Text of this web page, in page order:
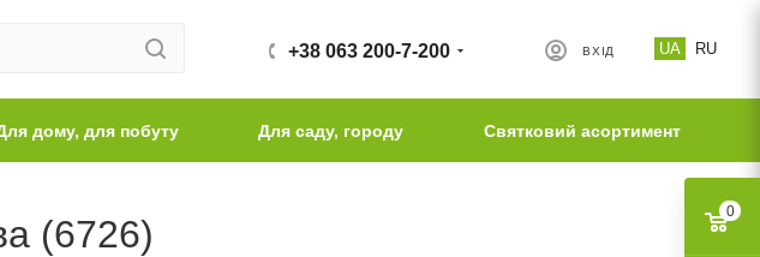
UA RU
ВХІД
+38 063 200-7-200
дому, для побуту Для саду, городу Святковий асортимент
(6726)
0